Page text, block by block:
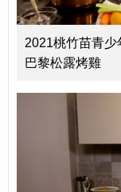
2021桃竹苗青
巴黎松露烤雞